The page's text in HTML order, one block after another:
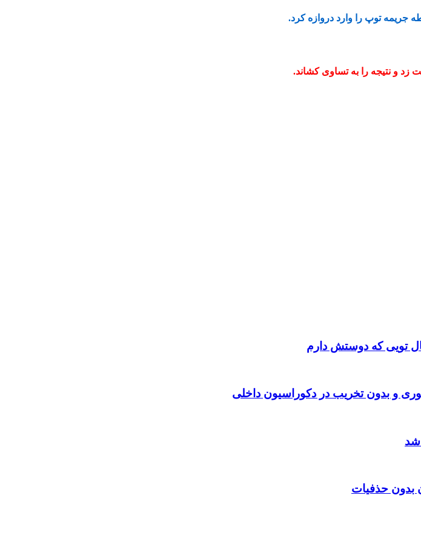
توپ را وارد دروازه کرد.
زد و نتیجه را به تساوی کشاند.
تویی که دوستش دارم
و بدون تخریب در دکوراسیون داخلی
شد